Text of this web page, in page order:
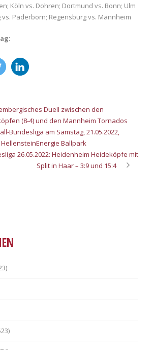
Köln vs. Dohren; Dortmund vs. Bonn; Ulm
Paderborn; Regensburg vs. Mannheim
Duell zwischen den
(8-4) und den Mannheim Tornados
Bundesliga am Samstag, 21.05.2022,
HellensteinEnergie Ballpark
26.05.2022: Heidenheim Heideköpfe mit
Split in Haar – 3:9 und 15:4